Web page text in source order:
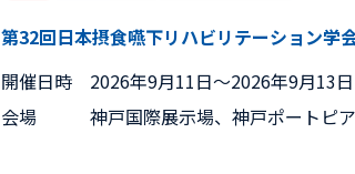
第32回日本摂食嚥下リハビリテーション学
開催日時
2026年9月11日〜2026年9月13日
会場
神戸国際展示場、神戸ポートピ